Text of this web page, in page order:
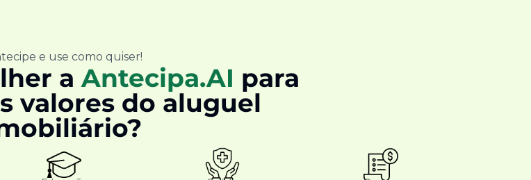
e use como quiser!
aAntecipa.AI para
valores do aluguel